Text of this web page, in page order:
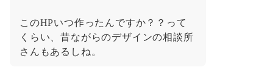
このHPいつ作ったんですか？？って
くらい、昔ながらのデザインの相談所
さんもあるしね。